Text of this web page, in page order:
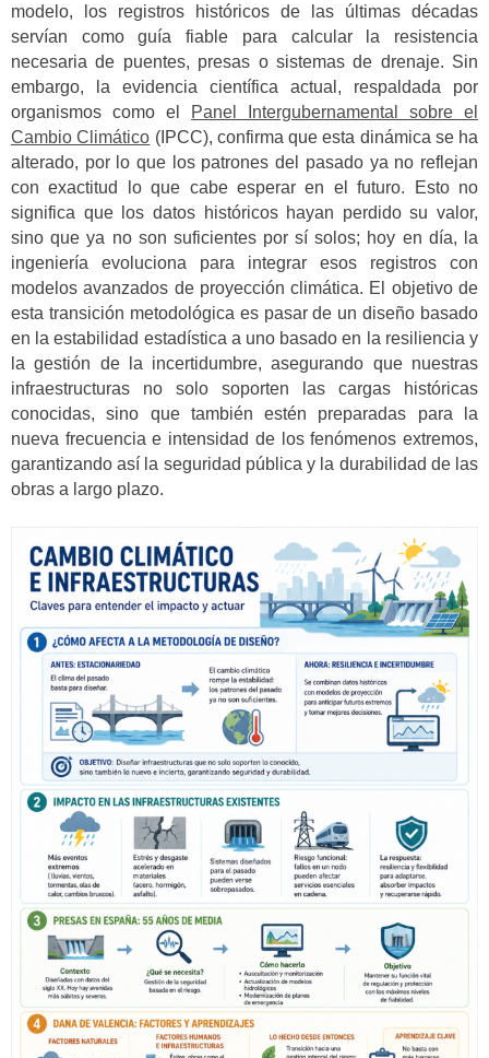
modelo, los registros históricos de las últimas décadas
servían como guía fiable para calcular la resistencia
necesaria de puentes, presas o sistemas de drenaje. Sin
embargo, la evidencia científica actual, respaldada por
organismos como el
Panel Intergubernamental sobre el
Cambio Climático (IPCC), confirma que esta dinámica se ha
alterado, por lo que los patrones del pasado ya no reflejan
con exactitud lo que cabe esperar en el futuro. Esto no
significa que los datos históricos hayan perdido su valor,
sino que ya no son suficientes por sí solos; hoy en día, la
ingeniería evoluciona para integrar esos registros con
modelos avanzados de proyección climática. El objetivo de
esta transición metodológica es pasar de un diseño basado
en la estabilidad estadística a uno basado en la resiliencia y
la gestión de la incertidumbre, asegurando que nuestras
infraestructuras no solo soporten las cargas históricas
conocidas, sino que también estén preparadas para la
nueva frecuencia e intensidad de los fenómenos extremos,
garantizando así la seguridad pública y la durabilidad de las
obras a largo plazo.